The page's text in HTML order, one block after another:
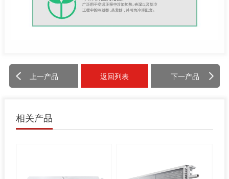
上一产品 返回列表 下一产品
相关产品